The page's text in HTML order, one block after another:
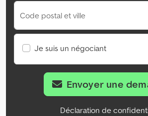
Code postal et ville
Je suis un négociant
Envoyer une
Déclaration de